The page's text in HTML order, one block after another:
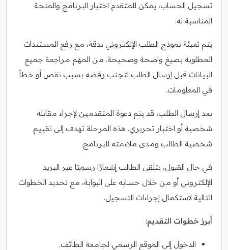
تسجيل الحساب، يمكن للمتقدم اختيار البرنامج والمنحة
المناسبة له.
يتم تعبئة نموذج الطلب الإلكتروني بدقة، مع رفع المستندات
المطلوبة بصيغ واضحة وصحيحة. من المهم مراجعة جميع
البيانات قبل إرسال الطلب لتجنب رفضه بسبب نقص أو خطأ
في المعلومات.
بعد إرسال الطلب، قد يتم دعوة المتقدمين لإجراء مقابلة
شخصية أو اختبار تحريري. هذه المرحلة تهدف إلى تقييم
شخصية الطالب ومدى ملاءمته للبرنامج.
في حال القبول، يتلقى الطالب إشعارًا رسميًا عبر البريد
الإلكتروني أو من خلال حسابه على البوابة، مع تحديد الخطوات
التالية لاستكمال إجراءات التسجيل.
أبرز خطوات التقديم:
الدخول إلى الموقع الرسمي لجامعة الطائف.